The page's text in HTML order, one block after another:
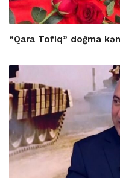
“Qara Tofiq” doğma